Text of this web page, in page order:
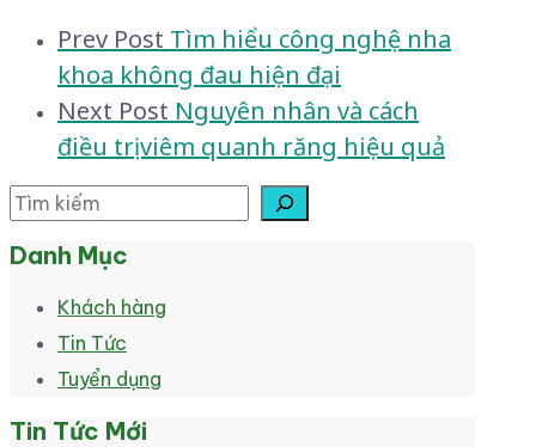
Post
navigation
Prev Post Tìm hiểu công nghệ nha
khoa không đau hiện đại
Next Post Nguyên nhân và cách
điều trị viêm quanh răng hiệu quả
Tìm kiếm
Danh Mục
Khách hàng
Tin Tức
Tuyển dụng
Tin Tức Mới